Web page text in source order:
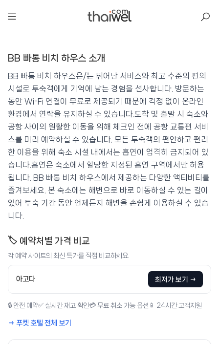
BB 빠통 비치 하우스
📍 푸켓★★ ⭐ 8.2
💰 최저가 확인 · 예약하기
BB 빠통 비치 하우스 소개
BB 빠통 비치 하우스은/는 뛰어난 서비스와 최고 수준의 편의
시설로 투숙객에게 기억에 남는 경험을 선사합니다. 방문하는
동안 Wi-Fi 연결이 무료로 제공되기 때문에 걱정 없이 온라인
환경에서 연락을 유지하실 수 있습니다.도착 및 출발 시 숙소와
공항 사이의 원활한 이동을 위해 체크인 전에 공항 교통편 서비
스를 미리 예약하실 수 있습니다. 모든 투숙객의 편안하고 편리
한 이용을 위해 숙소 시설 내에서는 흡연이 엄격히 금지되어 있
습니다.흡연은 숙소에서 할당한 지정된 흡연 구역에서만 허용
됩니다. BB 빠통 비치 하우스에서 제공하는 다양한 액티비티를
즐겨보세요. 본 숙소에는 해변으로 바로 이동하실 수 있는 길이
있어 투숙 기간 동안 언제든지 해변을 손쉽게 이용하실 수 있습
니다.
🏷️ 예약처별 가격 비교
각 예약 사이트의 최신 특가를 직접 비교하세요.
아고다 최저가 보기 →
🔒 안전 예약✅ 실시간 재고 확인 💳 무료 취소 가능 옵션 📱 24시간 고객지원
→ 푸켓 호텔 전체 보기